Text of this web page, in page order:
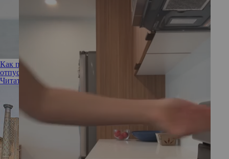
Как по-настоящему расслабиться в отпуске и наконец-то
отпустить чувство тревоги
Читать полностью